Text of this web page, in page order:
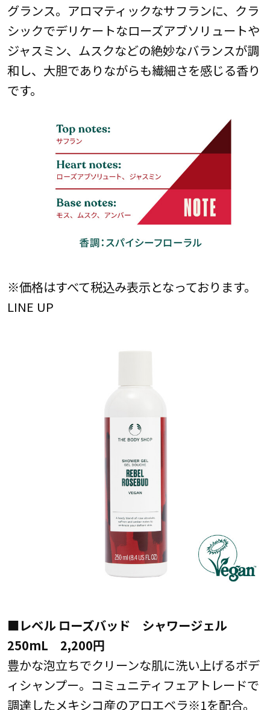
グランス。アロマティックなサフランに、クラ
シックでデリケートなローズアブソリュートや
ジャスミン、ムスクなどの絶妙なバランスが調
和し、大胆でありながらも繊細さを感じる香り
です。
※価格はすべて税込み表示となっております。
LINE UP
■レベル ローズバッド シャワージェル
250mL 2,200円
豊かな泡立ちでクリーンな肌に洗い上げるボデ
ィシャンプー。コミュニティフェアトレードで
調達したメキシコ産のアロエベラ※1を配合。